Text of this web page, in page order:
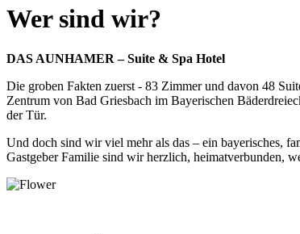
Wer sind wir?
DAS AUNHAMER – Suite & Spa Hotel
Die groben Fakten zuerst - 83 Zimmer und davon 48
Zentrum von Bad Griesbach im Bayerischen
der Tür.
Und doch sind wir viel mehr als das – ein bayerisches,
Gastgeber Familie sind wir herzlich, heimatverbunden,